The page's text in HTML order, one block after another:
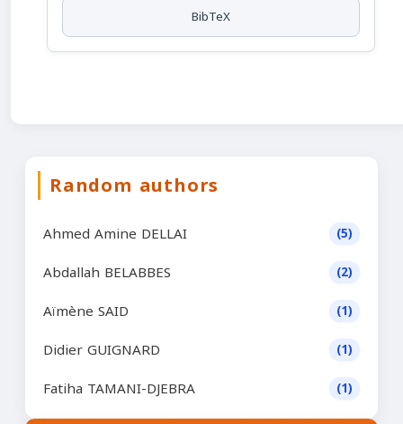
BibTeX
Random authors
Ahmed Amine DELLAI (5)
Abdallah BELABBES (2)
Aïmène SAID (1)
Didier GUIGNARD (1)
Fatiha TAMANI-DJEBRA (1)